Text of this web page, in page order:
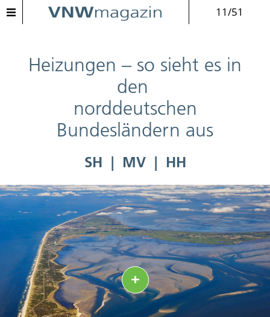
11/51
Heizungen – so sieht es in
den
norddeutschen
Bundesländern aus
SH | MV | HH